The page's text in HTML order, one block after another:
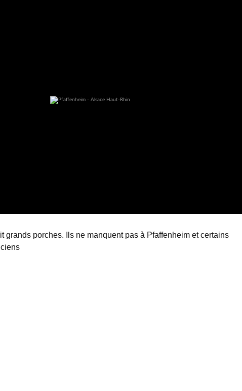
grands porches. Ils ne manquent pas à Pfaffenheim et certains